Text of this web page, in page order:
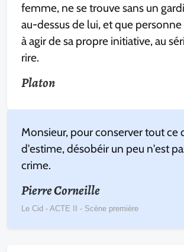
femme, ne se trouve sans un
au-dessus de lui, et que
à agir de sa propre initiative, au
rire.
Platon
Monsieur, pour conserver tout ce
d'estime, désobéir un peu n'est
crime.
Pierre Corneille
Le Cid - ACTE II - Scène première